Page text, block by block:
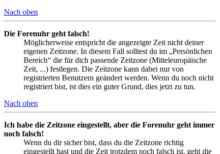
Nach oben
Die Forenuhr geht falsch!
Möglicherweise entspricht die angezeigte Zeit nicht deiner
eigenen Zeitzone. In diesem Fall solltest du im „Persönlichen
Bereich“ die für dich passende Zeitzone (Mitteleuropäische
Zeit, ...) festlegen. Die Zeitzone kann dabei nur von
registrierten Benutzern geändert werden. Wenn du noch nicht
registriert bist, ist dies ein guter Grund, dies jetzt zu tun.
Nach oben
Ich habe die Zeitzone eingestellt, aber die Forenuhr geht immer
noch falsch!
Wenn du dir sicher bist, dass du die Zeitzone richtig
eingestellt hast und die Zeit trotzdem noch falsch ist, geht die